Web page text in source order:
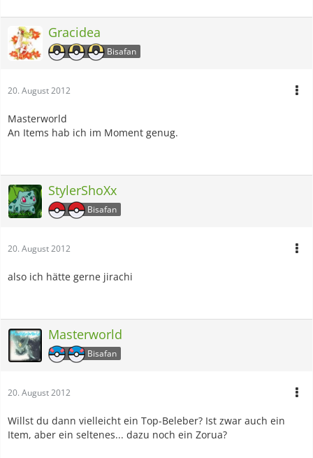
Gracidea
Bisafan
20. August 2012
Masterworld
An Items hab ich im Moment genug.
StylerShoXx
Bisafan
20. August 2012
also ich hätte gerne jirachi
Masterworld
Bisafan
20. August 2012
Willst du dann vielleicht ein Top-Beleber? Ist zwar auch ein
Item, aber ein seltenes... dazu noch ein Zorua?